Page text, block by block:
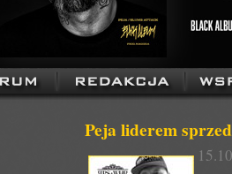
Peja liderem